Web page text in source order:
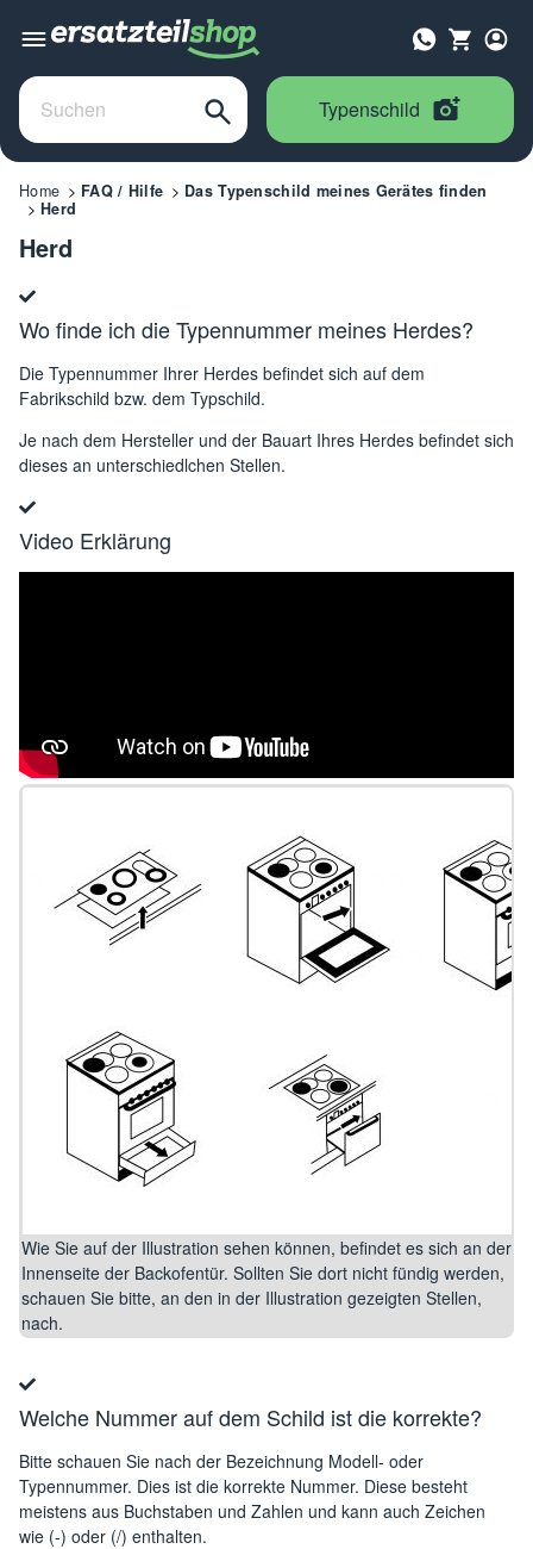
Typenschild
Home FAQ / Hilfe
Das Typenschild meines Gerätes finden
Herd
Herd
Wo finde ich die Typennummer meines Herdes?
Die Typennummer Ihrer Herdes befindet sich auf dem
Fabrikschild bzw. dem Typschild.
Je nach dem Hersteller und der Bauart Ihres Herdes befindet sich
dieses an unterschiedlchen Stellen.
Video Erklärung
Wie Sie auf der Illustration sehen können, befindet es sich an der
Innenseite der Backofentür. Sollten Sie dort nicht fündig werden,
schauen Sie bitte, an den in der Illustration gezeigten Stellen,
nach.
Welche Nummer auf dem Schild ist die korrekte?
Bitte schauen Sie nach der Bezeichnung Modell- oder
Typennummer. Dies ist die korrekte Nummer. Diese besteht
meistens aus Buchstaben und Zahlen und kann auch Zeichen
wie (-) oder (/) enthalten.